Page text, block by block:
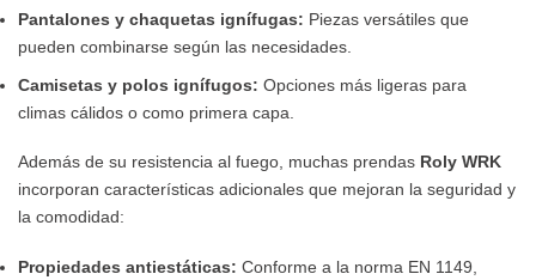
Pantalones y chaquetas ignífugas: Piezas versátiles que
pueden combinarse según las necesidades.
Camisetas y polos ignífugos: Opciones más ligeras para
climas cálidos o como primera capa.
Además de su resistencia al fuego, muchas prendas Roly WRK
incorporan características adicionales que mejoran la seguridad y
la comodidad:
Propiedades antiestáticas: Conforme a la norma EN 1149,